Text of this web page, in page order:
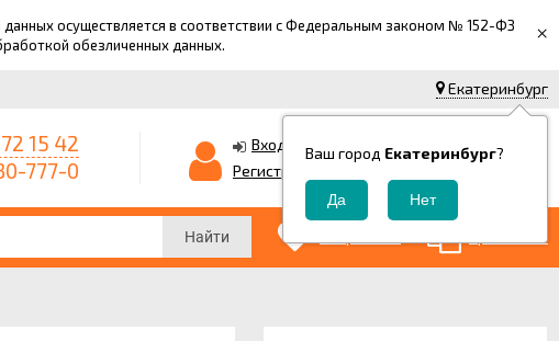
осуществляется в соответствии с Федеральным законом № 152-ФЗ
обезличенных данных. ×
Екатеринбург
Ваш город Екатеринбург?
15 42
777-0
Вход
Регистрация
Корзина
0
Найти Сравнение